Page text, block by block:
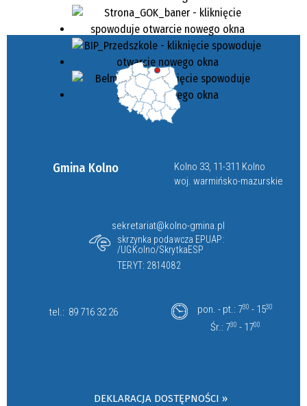
Gmina Kolno
Kolno 33, 11-311 Kolno
woj. warmińsko-mazurskie
sekretariat@kolno-gmina.pl
skrzynka podawcza EPUAP:
/UGKolno/SkrytkaESP
TERYT: 2814082
tel.: 89 716 32 26 pon. - pt.: 730 - 1530
Śr.: 730 - 1700
DEKLARACJA DOSTĘPNOŚCI »